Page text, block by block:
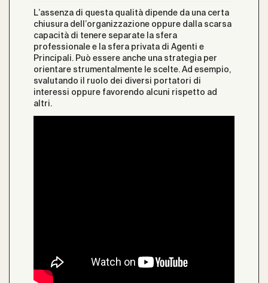
L’assenza di questa qualità dipende da una certa
chiusura dell’organizzazione oppure dalla scarsa
capacità di tenere separate la sfera
professionale e la sfera privata di Agenti e
Principali. Può essere anche una strategia per
orientare strumentalmente le scelte. Ad esempio,
svalutando il ruolo dei diversi portatori di
interessi oppure favorendo alcuni rispetto ad
altri.